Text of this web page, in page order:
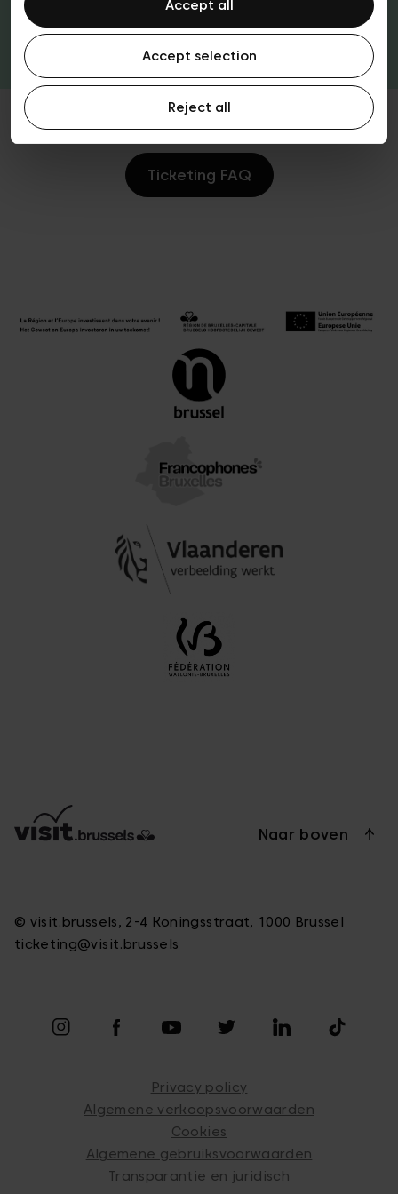
Accept all
Accept selection
Reject all
Tickets & passen
Ticketing FAQ
© visit.brussels, 2-4 Koningsstraat, 1000 Brussel
ticketing@visit.brussels
Naar boven
Privacy policy
Algemene verkoopsvoorwaarden
Cookies
Algemene gebruiksvoorwaarden
Transparantie en juridisch